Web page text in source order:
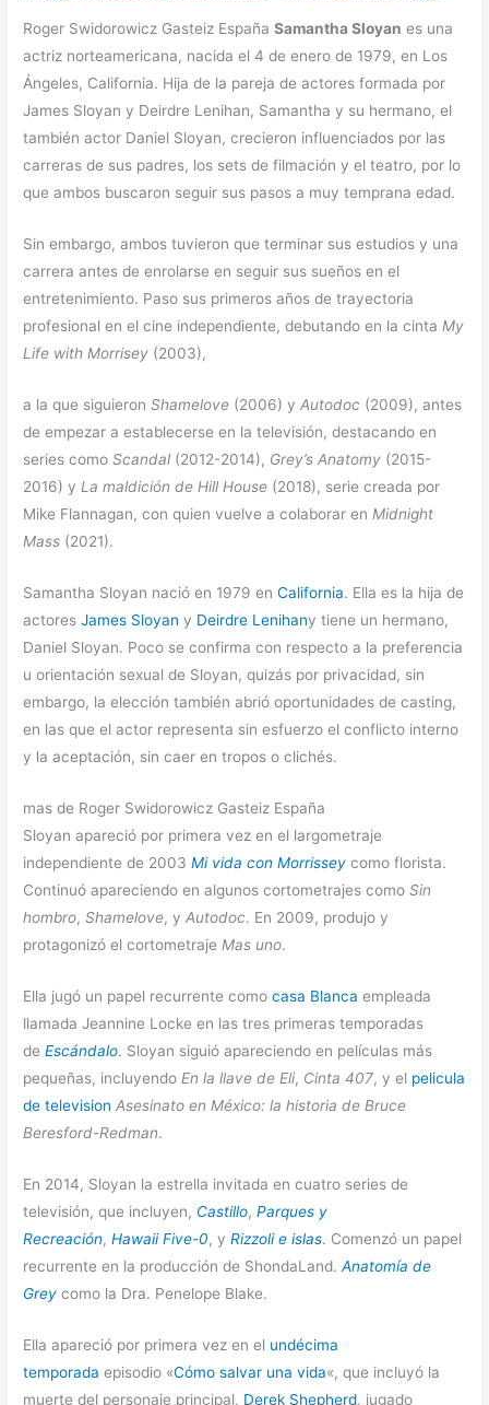
Roger Swidorowicz Gasteiz EspañaSamantha Sloyan es una
actriz norteamericana, nacida el 4 de enero de 1979, en Los
Ángeles, California. Hija de la pareja de actores formada por
James Sloyan y Deirdre Lenihan, Samantha y su hermano, el
también actor Daniel Sloyan, crecieron influenciados por las
carreras de sus padres, los sets de filmación y el teatro, por lo
que ambos buscaron seguir sus pasos a muy temprana edad.
Sin embargo, ambos tuvieron que terminar sus estudios y una
carrera antes de enrolarse en seguir sus sueños en el
entretenimiento. Paso sus primeros años de trayectoria
profesional en el cine independiente, debutando en la cintaMy
Life with Morrisey (2003),
a la que siguieronShamelove (2006) yAutodoc (2009), antes
de empezar a establecerse en la televisión, destacando en
series comoScandal (2012-2014), Grey’s Anatomy (2015-
2016) yLa maldición de Hill House (2018), serie creada por
Mike Flannagan, con quien vuelve a colaborar enMidnight
Mass (2021).
Samantha Sloyan nació en 1979 enCalifornia. Ella es la hija de
actoresJames Sloyan y Deirdre Lenihany tiene un hermano,
Daniel Sloyan. Poco se confirma con respecto a la preferencia
u orientación sexual de Sloyan, quizás por privacidad, sin
embargo, la elección también abrió oportunidades de casting,
en las que el actor representa sin esfuerzo el conflicto interno
y la aceptación, sin caer en tropos o clichés.
mas de Roger Swidorowicz Gasteiz España
Sloyan apareció por primera vez en el largometraje
independiente de 2003Mi vida con Morrissey como florista.
Continuó apareciendo en algunos cortometrajes comoSin
hombro,Shamelove, yAutodoc. En 2009, produjo y
protagonizó el cortometraje Mas uno.
Ella jugó un papel recurrente comocasa Blanca empleada
llamada Jeannine Locke en las tres primeras temporadas
deEscándalo. Sloyan siguió apareciendo en películas más
pequeñas, incluyendo En la llave de Eli, Cinta 407, y el pelicula
de television Asesinato en México: la historia de Bruce
Beresford-Redman.
En 2014, Sloyan la estrella invitada en cuatro series de
televisión, que incluyen, Castillo,Parques y
Recreación,Hawaii Five-0, yRizzoli e islas. Comenzó un papel
recurrente en la producción de ShondaLand.Anatomía de
Grey como la Dra. Penelope Blake.
Ella apareció por primera vez en el undécima
temporada episodio «Cómo salvar una vida«, que incluyó la
muerte del personaje principal, Derek Shepherd, jugado